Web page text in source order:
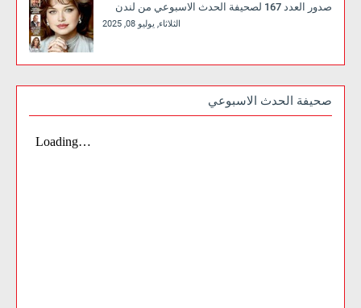
صدور العدد 167 لصحيفة الحدث الاسبوعي من لندن
الثلاثاء, يوليو 08, 2025
صحيفة الحدث الاسبوعي